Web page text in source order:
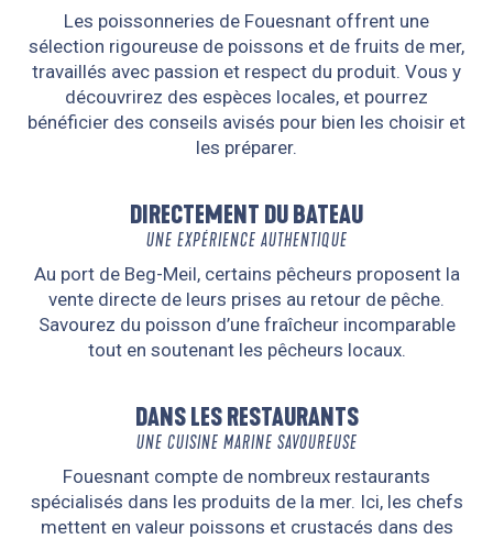
Les poissonneries de Fouesnant offrent une
sélection rigoureuse de poissons et de fruits de mer,
travaillés avec passion et respect du produit. Vous y
découvrirez des espèces locales, et pourrez
bénéficier des conseils avisés pour bien les choisir et
les préparer.
DIRECTEMENT DU BATEAU
UNE EXPÉRIENCE AUTHENTIQUE
Au port de Beg-Meil, certains pêcheurs proposent la
vente directe de leurs prises au retour de pêche.
Savourez du poisson d’une fraîcheur incomparable
tout en soutenant les pêcheurs locaux.
DANS LES RESTAURANTS
UNE CUISINE MARINE SAVOUREUSE
Fouesnant compte de nombreux restaurants
spécialisés dans les produits de la mer. Ici, les chefs
mettent en valeur poissons et crustacés dans des